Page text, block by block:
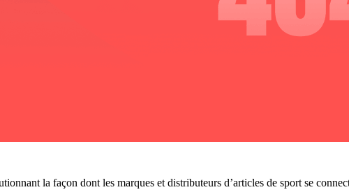
la façon dont les marques et distributeurs d’articles de sport se